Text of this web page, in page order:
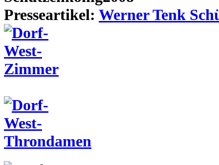
Presseartikel: Werner Tenk